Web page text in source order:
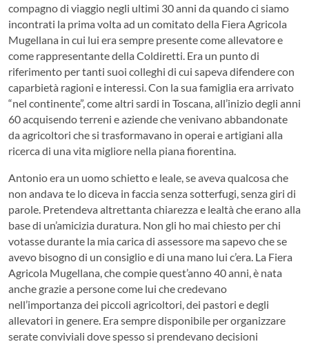
compagno di viaggio negli ultimi 30 anni da quando ci siamo
incontrati la prima volta ad un comitato della Fiera Agricola
Mugellana in cui lui era sempre presente come allevatore e
come rappresentante della Coldiretti. Era un punto di
riferimento per tanti suoi colleghi di cui sapeva difendere con
caparbietà ragioni e interessi. Con la sua famiglia era arrivato
“nel continente”, come altri sardi in Toscana, all’inizio degli anni
60 acquisendo terreni e aziende che venivano abbandonate
da agricoltori che si trasformavano in operai e artigiani alla
ricerca di una vita migliore nella piana fiorentina.
Antonio era un uomo schietto e leale, se aveva qualcosa che
non andava te lo diceva in faccia senza sotterfugi, senza giri di
parole. Pretendeva altrettanta chiarezza e lealtà che erano alla
base di un’amicizia duratura. Non gli ho mai chiesto per chi
votasse durante la mia carica di assessore ma sapevo che se
avevo bisogno di un consiglio e di una mano lui c’era. La Fiera
Agricola Mugellana, che compie quest’anno 40 anni, è nata
anche grazie a persone come lui che credevano
nell’importanza dei piccoli agricoltori, dei pastori e degli
allevatori in genere. Era sempre disponibile per organizzare
serate conviviali dove spesso si prendevano decisioni